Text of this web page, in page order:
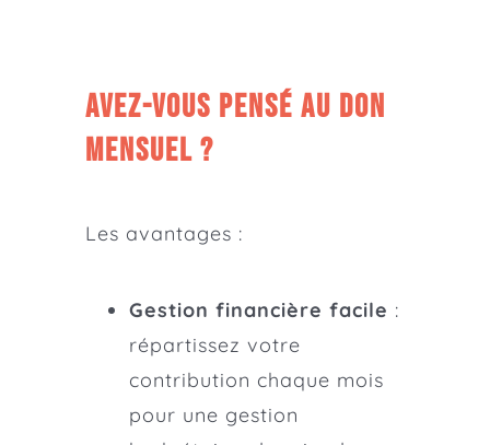
Avez-vous pensé au don
mensuel ?
Les avantages :
Gestion financière facile :
répartissez votre
contribution chaque mois
pour une gestion